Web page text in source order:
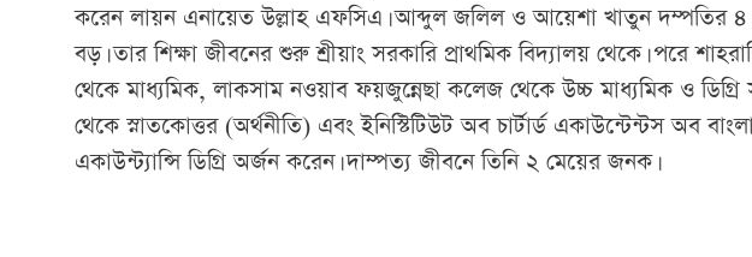
করেন লায়ন এনায়েত উল্লাহ এফসিএ। আব্দুল জলিল ও আয়েশা খাতুন দম্পতির ৪
বড়। তার শিক্ষা জীবনের শুরু শ্রীয়াং সরকারি প্রাথমিক বিদ্যালয় থেকে। পরে
থেকে মাধ্যমিক, লাকসাম নওয়াব ফয়জুন্নেছা কলেজ থেকে উচ্চ মাধ্যমিক ও ডিগ্রি
থেকে স্নাতকোত্তর (অর্থনীতি) এবং ইনিস্টিটিউট অব চার্টার্ড একাউন্টেন্টস অব
একাউন্ট্যান্সি ডিগ্রি অর্জন করেন। দাম্পত্য জীবনে তিনি ২ মেয়ের জনক।